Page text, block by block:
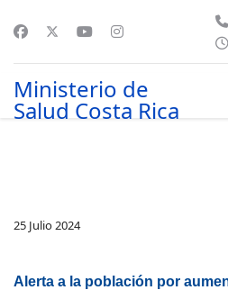
Ministerio de
Salud Costa Rica
25 Julio 2024
Alerta a la población por